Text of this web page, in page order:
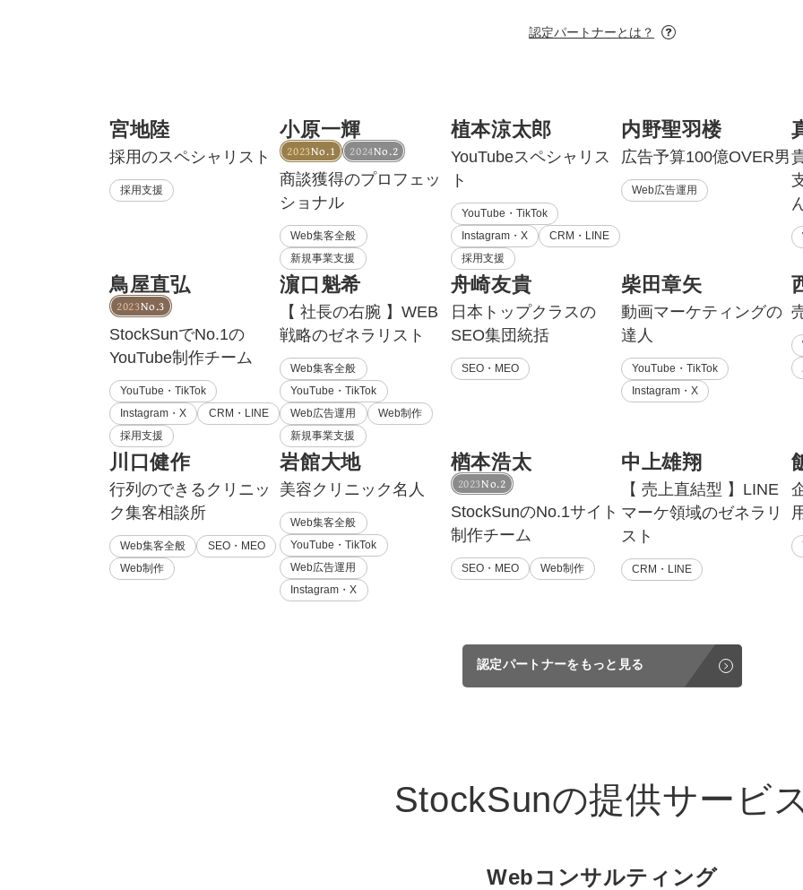
認定パートナーとは？
宮地陸
採用のスペシャリスト
採用支援
小原一輝
2023No.1 2024No.2
商談獲得のプロフェッ
ショナル
Web集客全般
新規事業支援
植本涼太郎
YouTubeスペシャリス
ト
YouTube・TikTok
Instagram・X
CRM・LINE
採用支援
内野聖羽楼
広告予算100億OVER男
Web広告運用
鳥屋直弘
2023No.3
StockSunでNo.1の
YouTube制作チーム
YouTube・TikTok
Instagram・X
CRM・LINE
採用支援
濵口魁希
【 社長の右腕 】WEB
戦略のゼネラリスト
Web集客全般
YouTube・TikTok
Web広告運用
Web制作
新規事業支援
舟崎友貴
日本トップクラスの
SEO集団統括
SEO・MEO
柴田章矢
動画マーケティングの
達人
YouTube・TikTok
Instagram・X
川口健作
行列のできるクリニッ
ク集客相談所
Web集客全般
SEO・MEO
Web制作
岩館大地
美容クリニック名人
Web集客全般
YouTube・TikTok
Web広告運用
Instagram・X
楢本浩太
2023No.2
StockSunのNo.1サイト
制作チーム
SEO・MEO Web制作
中上雄翔
【 売上直結型 】LINE
マーケ領域のゼネラリ
スト
CRM・LINE
認定パートナーをもっと見る
StockSunの提供サービ
Webコンサルティング